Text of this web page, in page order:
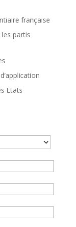
française
les partis
Etats